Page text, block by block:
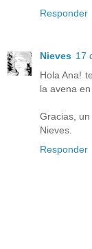
Responder
Nieves 17
Hola Ana!
la avena
Gracias, un
Nieves.
Responder